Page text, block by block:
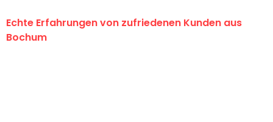
Echte Erfahrungen von zufriedenen Kunden aus
Bochum